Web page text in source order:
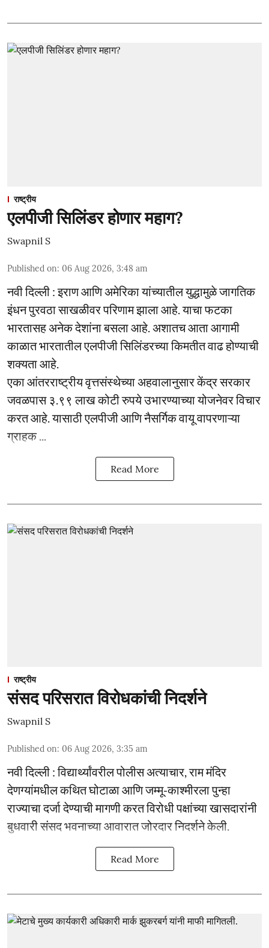
राष्ट्रीय
एलपीजी सिलिंडर होणार महाग?
Swapnil S
Published on: 06 Aug 2026, 3:48 am
नवी दिल्ली : इराण आणि अमेरिका यांच्यातील युद्धामुळे जागतिक
इंधन पुरवठा साखळीवर परिणाम झाला आहे. याचा फटका
भारतासह अनेक देशांना बसला आहे. अशातच आता आगामी
काळात भारतातील एलपीजी सिलिंडरच्या किमतीत वाढ होण्याची
शक्यता आहे.
एका आंतरराष्ट्रीय वृत्तसंस्थेच्या अहवालानुसार केंद्र सरकार
जवळपास ३.९९ लाख कोटी रुपये उभारण्याच्या योजनेवर विचार
करत आहे. यासाठी एलपीजी आणि नैसर्गिक वायू वापरणाऱ्या
ग्राहक ...
Read More
राष्ट्रीय
संसद परिसरात विरोधकांची निदर्शने
Swapnil S
Published on: 06 Aug 2026, 3:35 am
नवी दिल्ली : विद्यार्थ्यांवरील पोलीस अत्याचार, राम मंदिर
देणग्यांमधील कथित घोटाळा आणि जम्मू-काश्मीरला पुन्हा
राज्याचा दर्जा देण्याची मागणी करत विरोधी पक्षांच्या खासदारांनी
बुधवारी संसद भवनाच्या आवारात जोरदार निदर्शने केली.
Read More